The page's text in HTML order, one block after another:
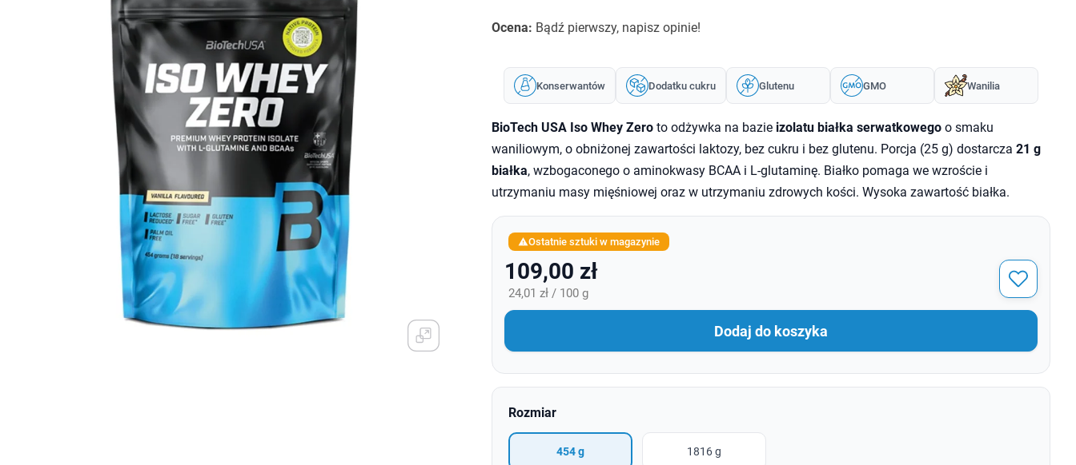
Ocena: Bądź pierwszy, napisz opinie!
Konserwantów Dodatku cukru Glutenu GMO Wanilia
BioTech USA Iso Whey Zeroto odżywka na bazie izolatu białka serwatkowegoo smaku
waniliowym, o obniżonej zawartości laktozy, bez cukru i bez glutenu. Porcja (25 g) dostarcza 21 g
białka, wzbogaconego o aminokwasy BCAA i L-glutaminę. Białko pomaga we wzroście i
utrzymaniu masy mięśniowej oraz w utrzymaniu zdrowych kości. Wysoka zawartość białka.
Ostatnie sztuki w magazynie
109,00 zł
24,01 zł / 100 g
Dodaj do koszyka
Rozmiar
454 g 1816 g